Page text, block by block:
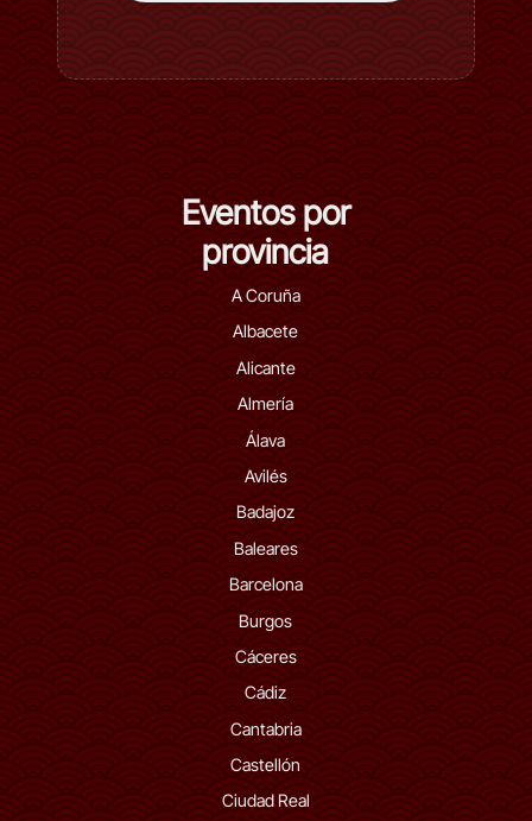
Eventos por
provincia
A Coruña
Albacete
Alicante
Almería
Álava
Avilés
Badajoz
Baleares
Barcelona
Burgos
Cáceres
Cádiz
Cantabria
Castellón
Ciudad Real